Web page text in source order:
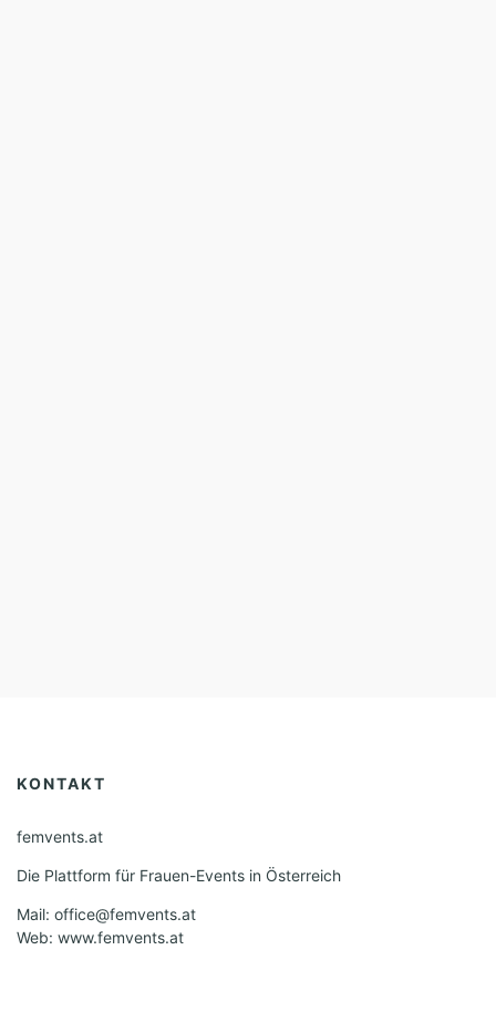
KONTAKT
femvents.at
Die Plattform für Frauen-Events in Österreich
Mail: office@femvents.at
Web: www.femvents.at